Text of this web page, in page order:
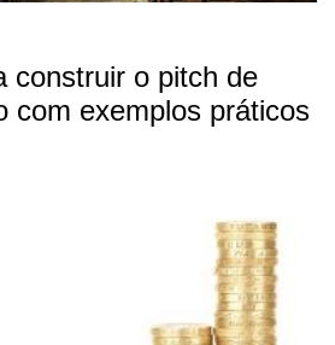
construir o pitch de
com exemplos práticos